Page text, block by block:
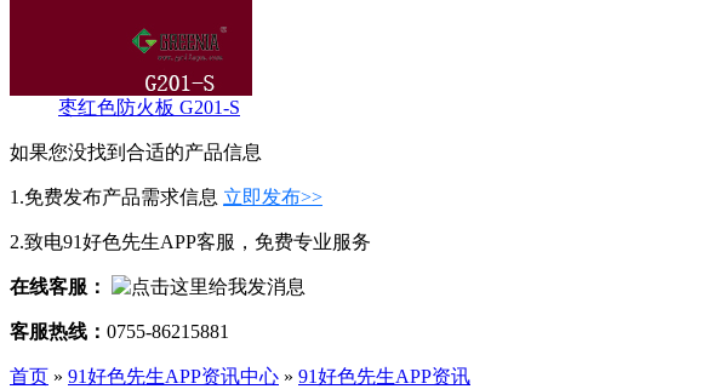
枣红色防火板 G201-S
如果您没找到合适的产品信息
1.免费发布产品需求信息 立即发布>>
2.致电91好色先生APP客服，免费专业服务
在线客服：
客服热线： 0755-86215881
首页 » 91好色先生APP资讯中心 » 91好色先生APP资讯